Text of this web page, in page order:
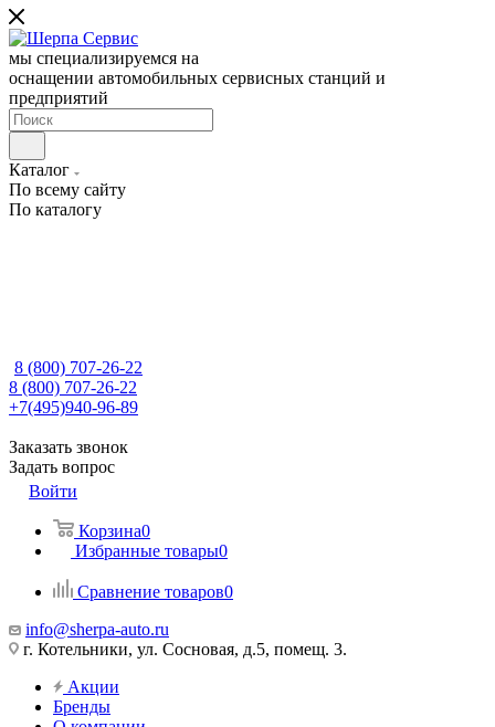
мы специализируемся на
оснащении автомобильных сервисных станций и
предприятий
Каталог
По всему сайту
По каталогу
8 (800) 707-26-22
8 (800) 707-26-22
+7(495)940-96-89
Заказать звонок
Задать вопрос
Войти
Корзина0
Избранные товары0
Сравнение товаров0
info@sherpa-auto.ru
г. Котельники, ул. Сосновая, д.5, помещ. 3.
Акции
Бренды